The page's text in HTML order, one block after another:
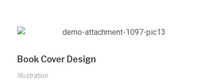
Book Cover Design
Illustration